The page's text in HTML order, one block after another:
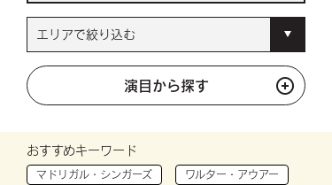
演目から探す
おすすめキーワード
マドリガル・シンガーズ ワルター・アウアー